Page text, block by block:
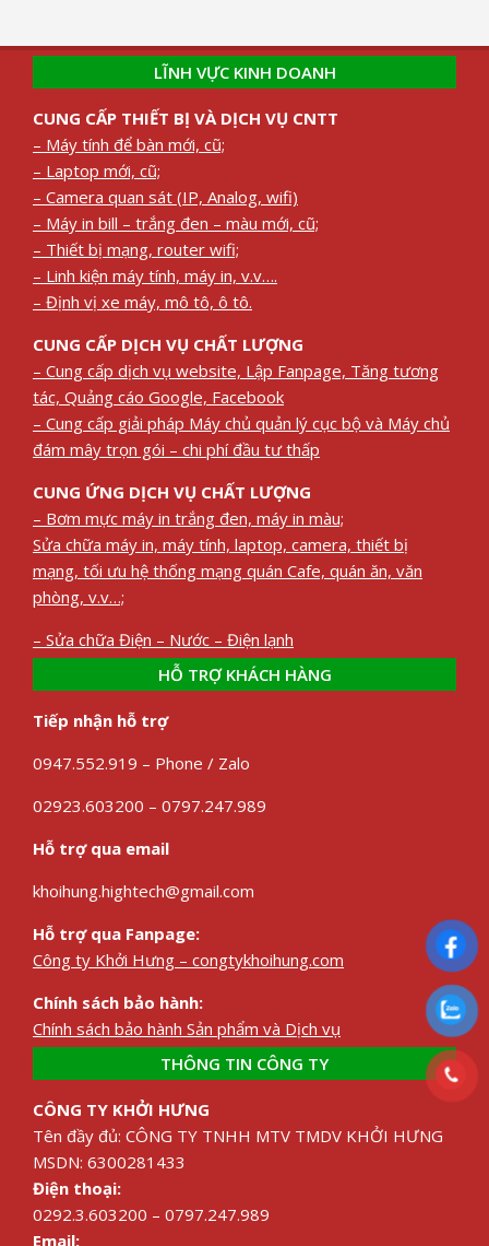
LĨNH VỰC KINH DOANH
CUNG CẤP THIẾT BỊ VÀ DỊCH VỤ CNTT
– Máy tính để bàn mới, cũ;
– Laptop mới, cũ;
– Camera quan sát (IP, Analog, wifi)
– Máy in bill – trắng đen – màu mới, cũ;
– Thiết bị mạng, router wifi;
– Linh kiện máy tính, máy in, v.v….
– Định vị xe máy, mô tô, ô tô.
CUNG CẤP DỊCH VỤ CHẤT LƯỢNG
– Cung cấp dịch vụ website, Lập Fanpage, Tăng tương
tác, Quảng cáo Google, Facebook
– Cung cấp giải pháp Máy chủ quản lý cục bộ và Máy chủ
đám mây trọn gói – chi phí đầu tư thấp
CUNG ỨNG DỊCH VỤ CHẤT LƯỢNG
– Bơm mực máy in trắng đen, máy in màu;
Sửa chữa máy in, máy tính, laptop, camera, thiết bị
mạng, tối ưu hệ thống mạng quán Cafe, quán ăn, văn
phòng, v.v…;
– Sửa chữa Điện – Nước – Điện lạnh
HỖ TRỢ KHÁCH HÀNG
Tiếp nhận hỗ trợ
0947.552.919 – Phone / Zalo
02923.603200 – 0797.247.989
Hỗ trợ qua email
khoihung.hightech@gmail.com
Hỗ trợ qua Fanpage:
Công ty Khởi Hưng – congtykhoihung.com
Chính sách bảo hành:
Chính sách bảo hành Sản phẩm và Dịch vụ
THÔNG TIN CÔNG TY
CÔNG TY KHỞI HƯNG
Tên đầy đủ: CÔNG TY TNHH MTV TMDV KHỞI HƯNG
MSDN: 6300281433
Điện thoại:
0292.3.603200 – 0797.247.989
Email: